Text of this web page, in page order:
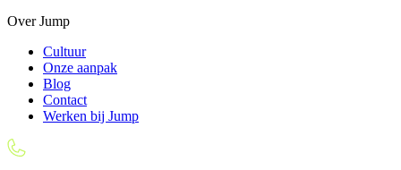
Over Jump
Cultuur
Onze aanpak
Blog
Contact
Werken bij Jump